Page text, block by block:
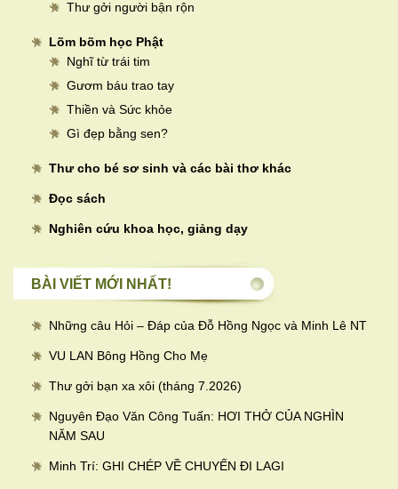
Thư gởi người bận rộn
Lõm bõm học Phật
Nghĩ từ trái tim
Gươm báu trao tay
Thiền và Sức khỏe
Gì đẹp bằng sen?
Thư cho bé sơ sinh và các bài thơ khác
Đọc sách
Nghiên cứu khoa học, giảng dạy
BÀI VIẾT MỚI NHẤT!
Những câu Hỏi – Đáp của Đỗ Hồng Ngọc và Minh Lê NT
VU LAN Bông Hồng Cho Mẹ
Thư gởi bạn xa xôi (tháng 7.2026)
Nguyên Đạo Văn Công Tuấn: HƠI THỞ CỦA NGHÌN
NĂM SAU
Minh Trí: GHI CHÉP VỀ CHUYẾN ĐI LAGI